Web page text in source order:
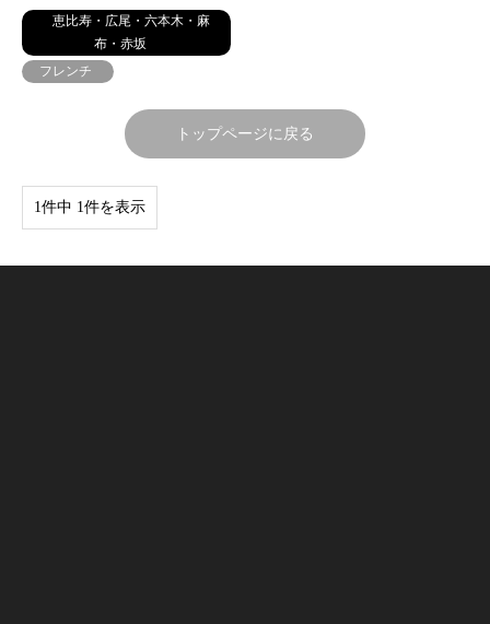
恵比寿・広尾・六本木・麻
布・赤坂
フレンチ
トップページに戻る
1件中 1件を表示